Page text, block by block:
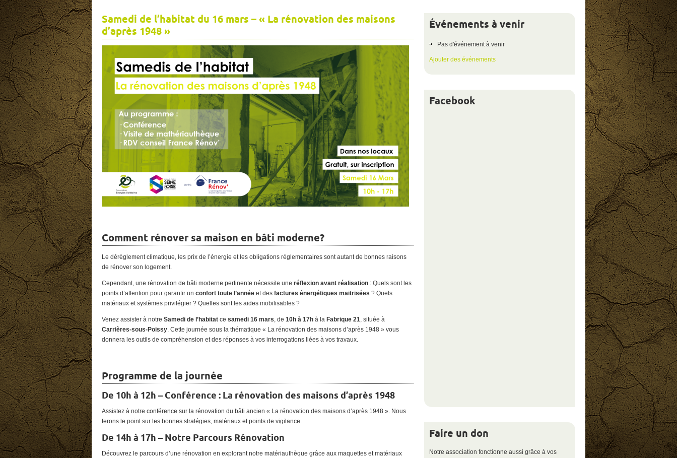
Samedi de l’habitat du 16 mars – « La rénovation des maisons
d’après 1948 »
Comment rénover sa maison en bâti moderne?
Le dérèglement climatique, les prix de l’énergie et les obligations réglementaires sont autant de bonnes raisons
de rénover son logement.
Cependant, une rénovation de bâti moderne pertinente nécessite une réflexion avant réalisation : Quels sont les
points d’attention pour garantir un confort toute l’année et des factures énergétiques maitrisées ? Quels
matériaux et systèmes privilégier ? Quelles sont les aides mobilisables ?
Venez assister à notre Samedi de l’habitat ce samedi 16 mars, de 10h à 17h à la Fabrique 21, située à
Carrières-sous-Poissy. Cette journée sous la thématique « La rénovation des maisons d’après 1948 » vous
donnera les outils de compréhension et des réponses à vos interrogations liées à vos travaux.
Programme de la journée
De 10h à 12h – Conférence : La rénovation des maisons d’après 1948
Assistez à notre conférence sur la rénovation du bâti ancien « La rénovation des maisons d’après 1948 ». Nous
ferons le point sur les bonnes stratégies, matériaux et points de vigilance.
De 14h à 17h – Notre Parcours Rénovation
Découvrez le parcours d’une rénovation en explorant notre matériauthèque grâce aux maquettes et matériaux
Événements à venir
Pas d'événement à venir
Ajouter des événements
Facebook
Faire un don
Notre association fonctionne aussi grâce à vos